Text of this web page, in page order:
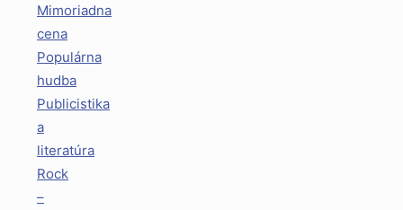
Mimoriadna
cena
Populárna
hudba
Publicistika
a
literatúra
Rock
–